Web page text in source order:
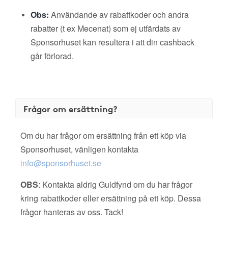
Obs: Användande av rabattkoder och andra
rabatter (t ex Mecenat) som ej utfärdats av
Sponsorhuset kan resultera i att din cashback
går förlorad.
Frågor om ersättning?
Om du har frågor om ersättning från ett köp via
Sponsorhuset, vänligen kontakta
info@sponsorhuset.se
OBS: Kontakta aldrig Guldfynd om du har frågor
kring rabattkoder eller ersättning på ett köp. Dessa
frågor hanteras av oss. Tack!